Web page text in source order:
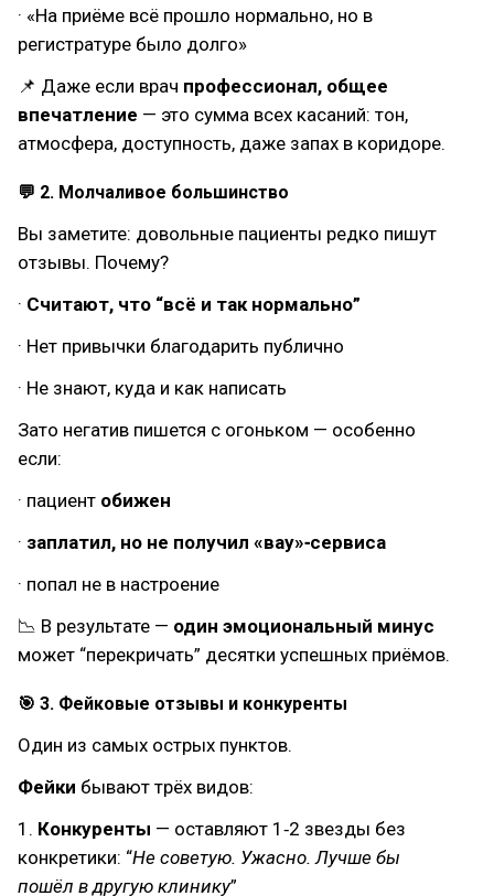
· «На приёме всё прошло нормально, но в
регистратуре было долго»
📌 Даже если врач профессионал, общее
впечатление — это сумма всех касаний: тон,
атмосфера, доступность, даже запах в коридоре.
💬 2. Молчаливое большинство
Вы заметите: довольные пациенты редко пишут
отзывы. Почему?
· Считают, что “всё и так нормально”
· Нет привычки благодарить публично
· Не знают, куда и как написать
Зато негатив пишется с огоньком — особенно
если:
· пациент обижен
· заплатил, но не получил «вау»‑сервиса
· попал не в настроение
📉 В результате — один эмоциональный минус
может “перекричать” десятки успешных приёмов.
🎯 3. Фейковые отзывы и конкуренты
Один из самых острых пунктов.
Фейки бывают трёх видов:
1. Конкуренты — оставляют 1‑2 звезды без
конкретики: “Не советую. Ужасно. Лучше бы
пошёл в другую клинику”